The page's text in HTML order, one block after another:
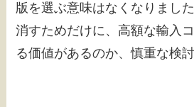
版を選ぶ意味はなくなりまし
消すためだけに、高額な輸入
る価値があるのか、慎重な検